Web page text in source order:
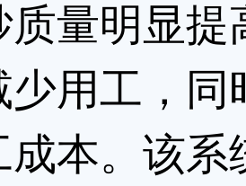
质量明显
少用工，
成本。该